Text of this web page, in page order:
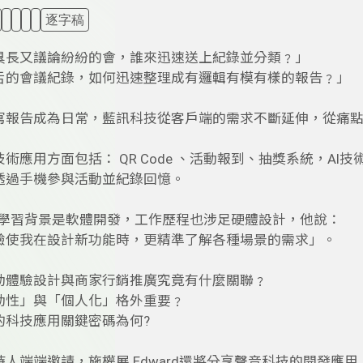
逐字稿
長又議論紛紛的會，誰來迅速送上紀錄並分類﹖」
的會議紀錄，如何迅速整理成有邏輯有模有樣的報告﹖」
報告成為日常，藍訊科技從客戶端的需求不斷延伸，從痛
應用方面包括： QR Code 、活動報到、抽獎系統，AI技
過手機參與活動並紀錄回憶。
習背景是軟體開發，工作歷程也涉足硬體設計，他說：
使我在設計新功能時，更精準了解各種場景的需求」。
體驗設計與商家行銷推廣究竟有什麼關聯﹖
性」與「個人化」格外重要﹖
科技應用關鍵密碼為何?